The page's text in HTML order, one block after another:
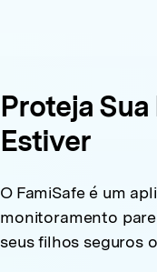
Proteja
Estiver
O FamiSafe é um
monitoramento
seus filhos seguros